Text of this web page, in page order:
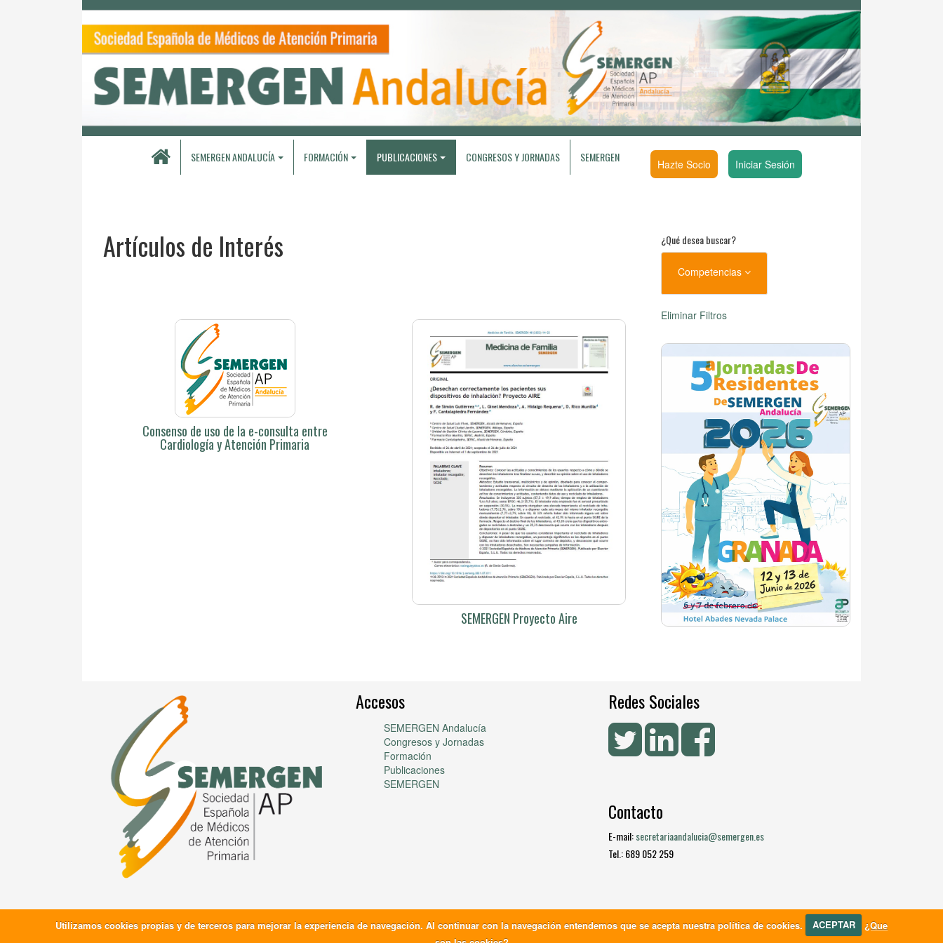
SEMERGEN ANDALUCÍA FORMACIÓN PUBLICACIONES CONGRESOS Y JORNADAS SEMERGEN Hazte Socio Iniciar Sesión
Artículos de Interés
Consenso de uso de la e-consulta entre
Cardiología y Atención Primaria
SEMERGEN Proyecto Aire
¿Qué desea buscar?
Competencias
Eliminar Filtros
Accesos
SEMERGEN Andalucía
Congresos y Jornadas
Formación
Publicaciones
SEMERGEN
Redes Sociales
Contacto
E-mail:secretariaandalucia@semergen.es
Tel.: 689 052 259
2026 © Todos los derechos Reservados Política de privacidad Política de cookies
Utilizamos cookies propias y de terceros para mejorar la experiencia de navegación. Al continuar con la navegación entendemos que se acepta nuestra política de cookies. ACEPTAR
¿Que